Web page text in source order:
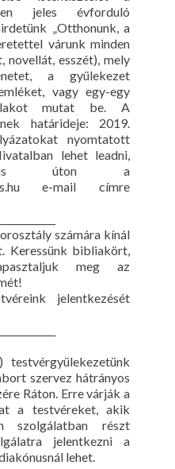
jeles évforduló
„Otthonunk, a
várunk minden
novellát, esszét), mely
a gyülekezet
vagy egy-egy
mutat be. A
határideje: 2019.
nyomtatott
lehet leadni,
úton a
e-mail címre
számára kínál
Keressünk bibliakört,
meg az
jelentkezését
szervez hátrányos
Ráton. Erre várják a
a testvéreket, akik
szolgálatban részt
jelentkezni a
lehet.